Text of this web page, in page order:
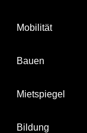
Mobilität
Bauen
Mietspiegel
Bildung